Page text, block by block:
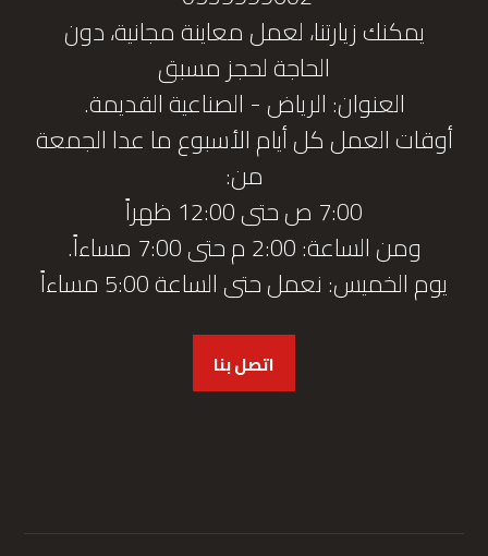
يمكنك زيارتنا، لعمل معاينة مجانية، دون
الحاجة لحجز مسبق
العنوان: الرياض - الصناعية القديمة.
أوقات العمل كل أيام الأسبوع ما عدا الجمعة
من:
7:00 ص حتى 12:00 ظهراً
ومن الساعة: 2:00 م حتى 7:00 مساءاً.
يوم الخميس: نعمل حتى الساعة 5:00 مساءاً
اتصل بنا